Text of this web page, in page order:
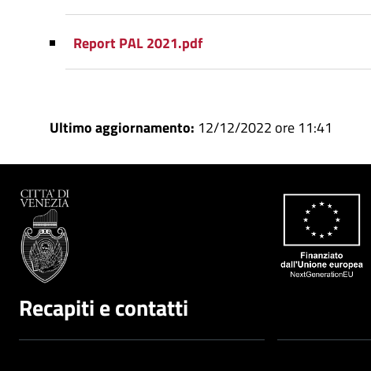
Report PAL 2021.pdf
Ultimo aggiornamento: 12/12/2022 ore 11:41
Recapiti e contatti